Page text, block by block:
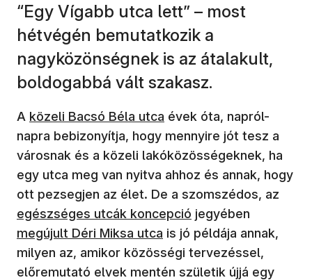
“Egy Vígabb utca lett” – most
hétvégén bemutatkozik a
nagyközönségnek is az átalakult,
boldogabbá vált szakasz.
A (új ablakban nyílik meg)
közeli Bacsó Béla utca évek óta, napról-
napra bebizonyítja, hogy mennyire jót tesz a
városnak és a közeli lakóközösségeknek, ha
egy utca meg van nyitva ahhoz és annak, hogy
ott pezsegjen az élet. De a szomszédos, az
egészséges utcák koncepció jegyében
megújult Déri Miksa utca is jó példája annak,
milyen az, amikor közösségi tervezéssel,
előremutató elvek mentén születik újjá egy